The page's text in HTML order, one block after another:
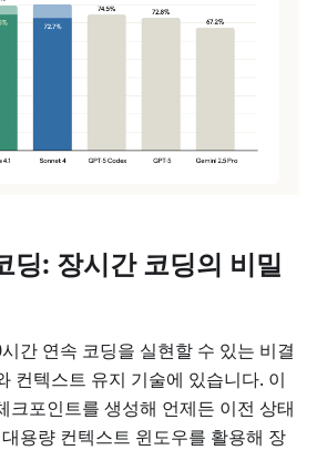
딩: 장시간 코딩의 비밀
간 연속 코딩을 실현할 수 있는 비결
컨텍스트 유지 기술에 있습니다. 이
크포인트를 생성해 언제든 이전 상태
용량 컨텍스트 윈도우를 활용해 장